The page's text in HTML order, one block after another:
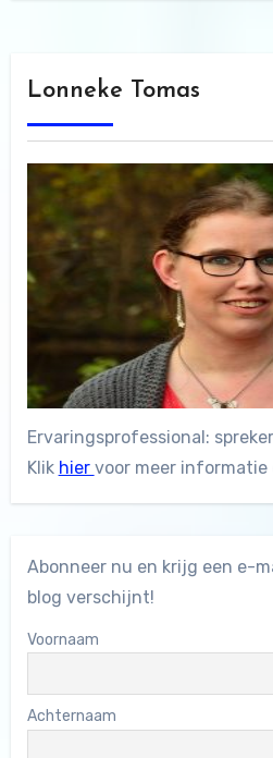
Lonneke Tomas
Ervaringsprofessional:
Klik hier voor meer informatie
Abonneer nu en krijg een e-
blog verschijnt!
Voornaam
Achternaam